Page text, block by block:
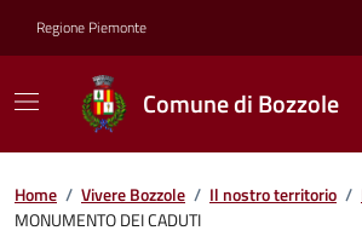
Regione Piemonte
Comune di Bozzole
Home / Vivere Bozzole / Il nostro territorio /
MONUMENTO DEI CADUTI